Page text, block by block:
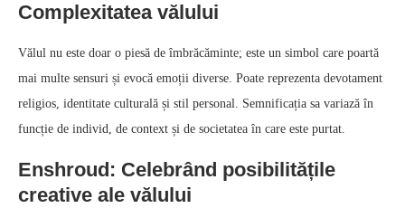
Complexitatea vălului
Vălul nu este doar o piesă de îmbrăcăminte; este un simbol care poartă
mai multe sensuri și evocă emoții diverse. Poate reprezenta devotament
religios, identitate culturală și stil personal. Semnificația sa variază în
funcție de individ, de context și de societatea în care este purtat.
Enshroud: Celebrând posibilitățile
creative ale vălului